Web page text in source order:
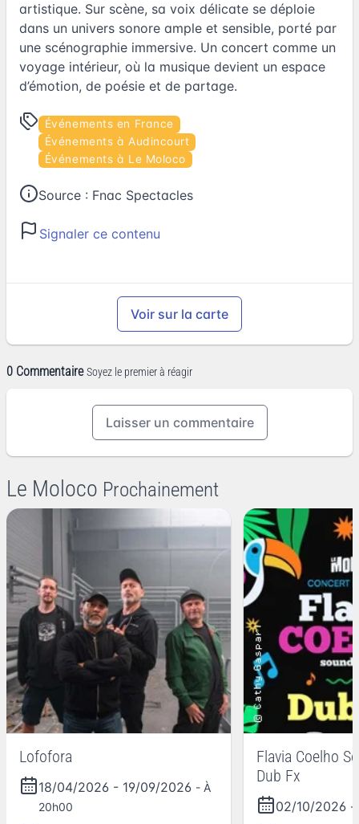
artistique. Sur scène, sa voix délicate se déploie
dans un univers sonore ample et sensible, porté par
une scénographie immersive. Un concert comme un
voyage intérieur, où la musique devient un espace
d’émotion, de poésie et de partage.
Événements en France
Événements à Audincourt
Événements à Le Moloco
Source : Fnac Spectacles
Signaler ce contenu
Voir sur la carte
0 Commentaire Soyez le premier à réagir
Laisser un commentaire
Le Moloco Prochainement
Lofofora
18/04/2026 - 19/09/2026 - À
20h00
Flavia Coelho
Dub Fx
02/10/2026 -